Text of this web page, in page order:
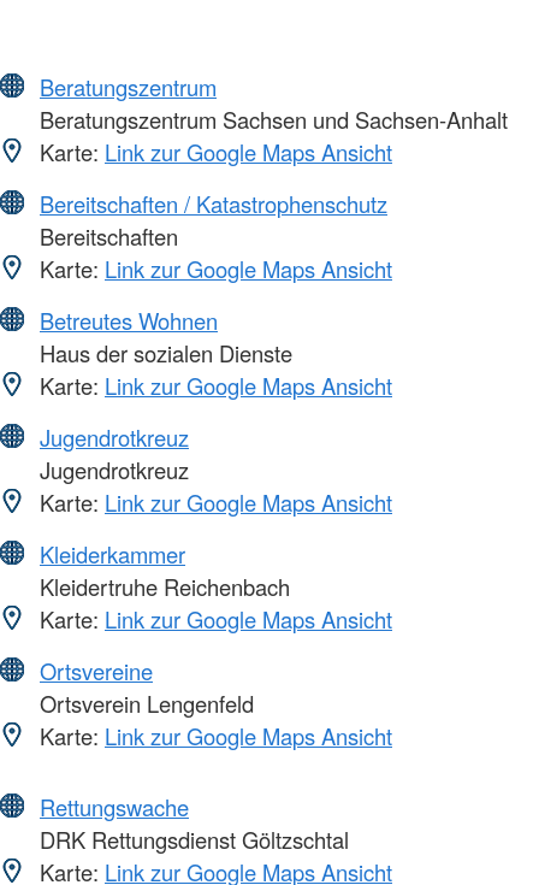
Beratungszentrum
Beratungszentrum Sachsen und Sachsen-Anhalt
Karte: Link zur Google Maps Ansicht
Bereitschaften / Katastrophenschutz
Bereitschaften
Karte: Link zur Google Maps Ansicht
Betreutes Wohnen
Haus der sozialen Dienste
Karte: Link zur Google Maps Ansicht
Jugendrotkreuz
Jugendrotkreuz
Karte: Link zur Google Maps Ansicht
Kleiderkammer
Kleidertruhe Reichenbach
Karte: Link zur Google Maps Ansicht
Ortsvereine
Ortsverein Lengenfeld
Karte: Link zur Google Maps Ansicht
Rettungswache
DRK Rettungsdienst Göltzschtal
Karte: Link zur Google Maps Ansicht